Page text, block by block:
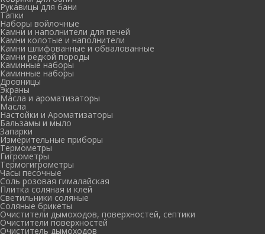
Рукавицы для бани
Тапки
Наборы войлочные
Камни и наполнители для печей
Камни колотые и наполнители
Камни шлифованные и обвалованные
Камни редкой породы
Каминные наборы
Каминные наборы
Дровницы
Экраны
Масла и ароматизаторы
Масла
Настойки и Ароматизаторы
Бальзамы и мыло
Запарки
Измерительные приборы
Термометры
Гигрометры
Термогигрометры
Часы песочные
Соль розовая гималайская
Плитка соляная и клей
Светильники соляные
Соляные брикеты
Очистители дымоходов, поверхностей, септики
Очистители поверхностей
Очиститель дымоходов